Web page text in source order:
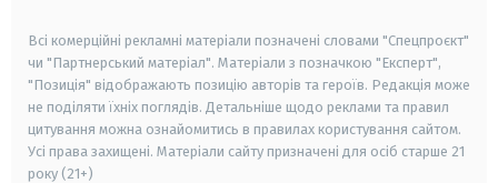
Всі комерційні рекламні матеріали позначені словами "Спецпроєкт"
чи "Партнерський матеріал". Матеріали з позначкою "Експерт",
"Позиція" відображають позицію авторів та героїв. Редакція може
не поділяти їхніх поглядів. Детальніше щодо реклами та правил
цитування можна ознайомитись в правилах користування сайтом.
Усі права захищені. Матеріали сайту призначені для осіб старше 21
року (21+)